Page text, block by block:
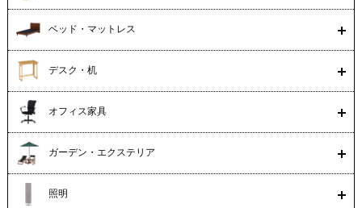
ベッド・マットレス
デスク・机
オフィス家具
ガーデン・エクステリア
照明